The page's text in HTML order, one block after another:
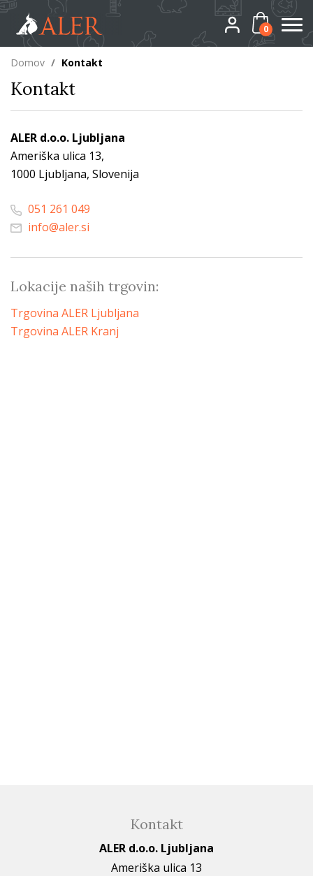
0
Domov / Kontakt
Kontakt
ALER d.o.o. Ljubljana
Ameriška ulica 13,
1000 Ljubljana, Slovenija
051 261 049
info@aler.si
Lokacije naših trgovin:
Trgovina ALER Ljubljana
Trgovina ALER Kranj
Kontakt
ALER d.o.o. Ljubljana
Ameriška ulica 13